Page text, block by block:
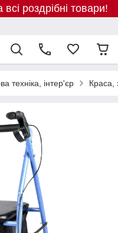
роздрібні товари!
техніка, інтер'єр Краса,